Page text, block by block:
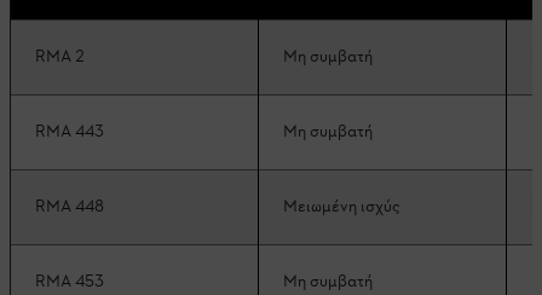
RMA 2 Μη συμβατή
RMA 443 Μη συμβατή
RMA 448 Μειωμένη ισχύς
RMA 453 Μη συμβατή